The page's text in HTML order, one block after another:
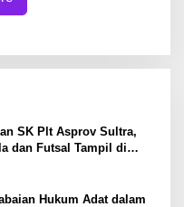
SK Plt Asprov Sultra,
dan Futsal Tampil di
Hukum Adat dalam